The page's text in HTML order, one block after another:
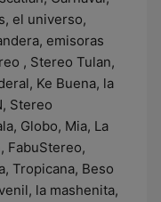
el universo,
emisoras
, Stereo Tulan,
Ke Buena, la
Stereo
Globo, Mia, La
FabuStereo,
Tropicana, Beso
la mashenita,